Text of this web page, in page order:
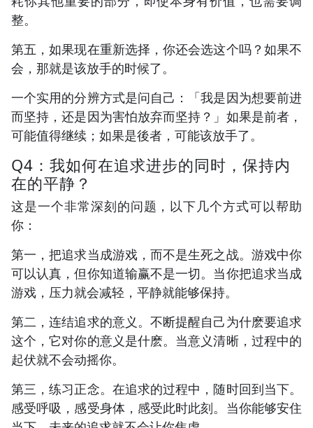
整。
第五，如果现在重新选择，你还会选这个吗？如果不
会，那就是该放手的时候了。
一个实用的分辨方式是问自己：「我是因为想要前进
而坚持，还是因为害怕放弃而坚持？」如果是前者，
可能值得继续；如果是後者，可能该放手了。
Q4：我如何在追求进步的同时，保持内
在的平静？
这是一个非常深刻的问题，以下几个方式可以帮助
你：
第一，把追求当成游戏，而不是生死之战。游戏中你
可以认真，但你知道输赢不是一切。当你把追求当成
游戏，压力就会减轻，平静就能够保持。
第二，连结追求的意义。不断提醒自己为什麽要追求
这个，它对你的意义是什麽。当意义清晰，过程中的
起伏就不会动摇你。
第三，练习正念。在追求的过程中，随时回到当下。
感受呼吸，感受身体，感受此时此刻。当你能够安住